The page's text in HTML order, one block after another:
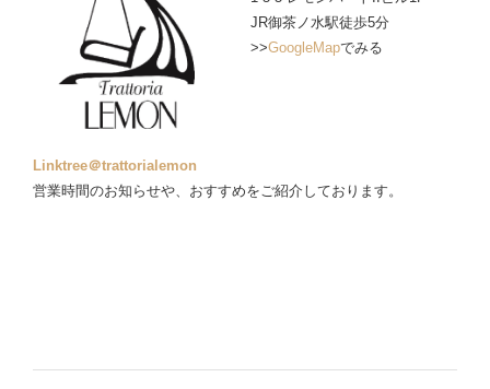
JR御茶ノ水駅徒歩5分
>>GoogleMapでみる
Linktree＠trattorialemon
営業時間のお知らせや、おすすめをご紹介しております。